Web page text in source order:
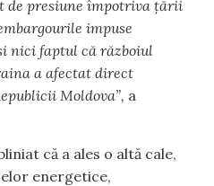
de presiune împotriva țării
impuse
nici faptul că războiul
a afectat direct
Moldova”, a
că a ales o altă cale,
energetice,